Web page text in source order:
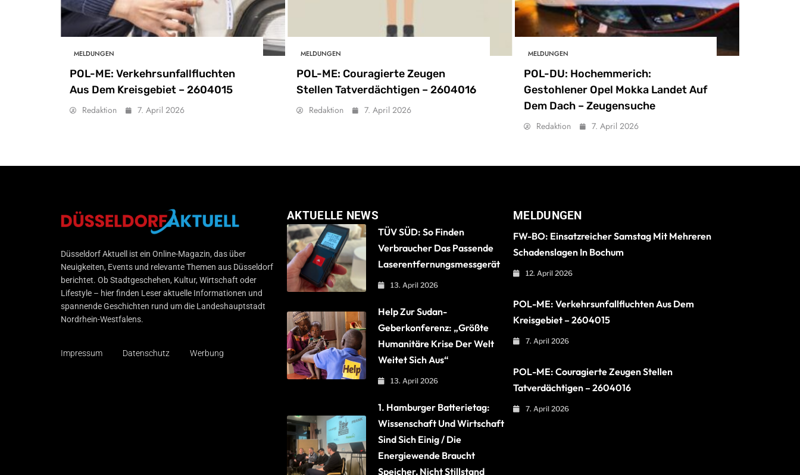
MELDUNGEN
POL-ME: Verkehrsunfallfluchten
Aus Dem Kreisgebiet – 2604015
Redaktion 7. April 2026
MELDUNGEN
POL-ME: Couragierte Zeugen
Stellen Tatverdächtigen – 2604016
Redaktion 7. April 2026
MELDUNGEN
POL-DU: Hochemmerich:
Gestohlener Opel Mokka Landet Auf
Dem Dach – Zeugensuche
Redaktion 7. April 2026
Düsseldorf Aktuell
Düsseldorf Aktuell ist ein Online-Magazin, das über
Neuigkeiten, Events und relevante Themen aus Düsseldorf
berichtet. Ob Stadtgeschehen, Kultur, Wirtschaft oder
Lifestyle – hier finden Leser aktuelle Informationen und
spannende Geschichten rund um die Landeshauptstadt
Nordrhein-Westfalens.
Impressum Datenschutz Werbung
AKTUELLE NEWS
TÜV SÜD: So Finden
Verbraucher Das Passende
Laserentfernungsmessgerät
13. April 2026
Help Zur Sudan-
Geberkonferenz: „Größte
Humanitäre Krise Der Welt
Weitet Sich Aus“
13. April 2026
1. Hamburger Batterietag:
Wissenschaft Und Wirtschaft
Sind Sich Einig / Die
Energiewende Braucht
Speicher, Nicht Stillstand
MELDUNGEN
FW-BO: Einsatzreicher Samstag Mit Mehreren
Schadenslagen In Bochum
12. April 2026
POL-ME: Verkehrsunfallfluchten Aus Dem
Kreisgebiet – 2604015
7. April 2026
POL-ME: Couragierte Zeugen Stellen
Tatverdächtigen – 2604016
7. April 2026